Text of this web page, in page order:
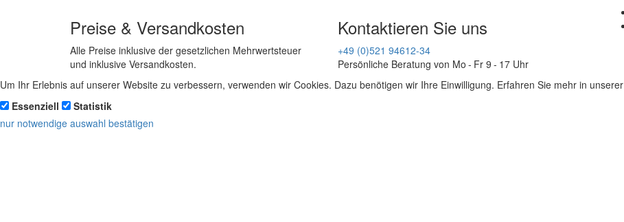
Preise & Versandkosten
Alle Preise inklusive der gesetzlichen Mehrwertsteuer
und inklusive Versandkosten.
Kontaktieren Sie uns
+49 (0)521 94612-34
Persönliche Beratung von Mo - Fr 9 - 17 Uhr
Um Ihr Erlebnis auf unserer Website zu verbessern, verwenden wir Cookies. Dazu benötigen wir Ihre Einwilligung. Erfahren Sie mehr in unserer
Essenziell
Statistik
nur notwendige auswahl bestätigen